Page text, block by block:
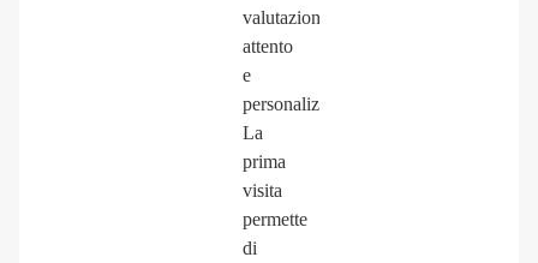
valutazione
attento
e
personalizzato.
La
prima
visita
permette
di